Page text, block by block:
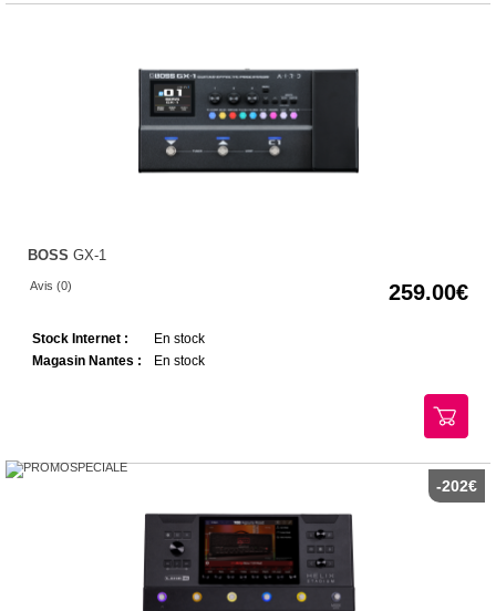
BOSS GX-1
Avis (0) 259.00
Stock Internet :
En stock
Magasin Nantes :
En stock
-202